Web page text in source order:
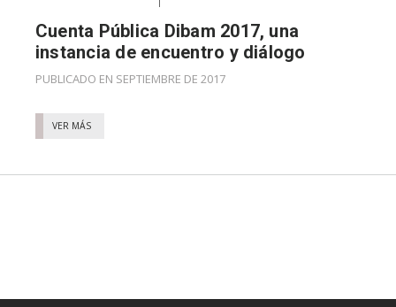
Cuenta Pública Dibam 2017, una
instancia de encuentro y diálogo
PUBLICADO EN SEPTIEMBRE DE 2017
VER MÁS